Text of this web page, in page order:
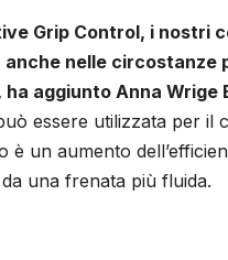
Grip Control, i nostri
nelle circostanze
aggiunto Anna Wrige
essere utilizzata per il
è un aumento
una frenata più fluida.